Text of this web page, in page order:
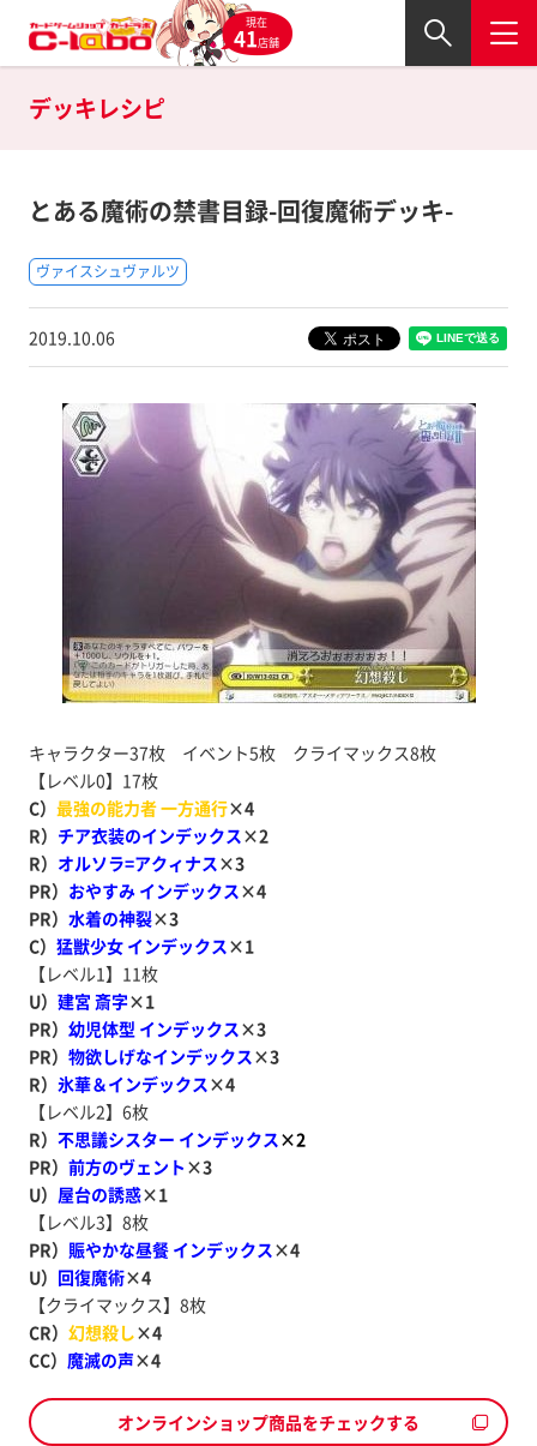
現在
41店舗
デッキレシピ
とある魔術の禁書目録-回復魔術デッキ-
ヴァイスシュヴァルツ
2019.10.06
キャラクター37枚 イベント5枚 クライマックス8枚
【レベル0】17枚
C） 最強の能力者 一方通行×4
R） チア衣装のインデックス×2
R） オルソラ=アクィナス×3
PR） おやすみ インデックス×4
PR） 水着の神裂×3
C） 猛獣少女 インデックス×1
【レベル1】11枚
U） 建宮 斎字×1
PR） 幼児体型 インデックス×3
PR） 物欲しげなインデックス×3
R） 氷華＆インデックス×4
【レベル2】6枚
R） 不思議シスター インデックス×2
PR） 前方のヴェント ×3
U） 屋台の誘惑×1
【レベル3】8枚
PR） 賑やかな昼餐 インデックス×4
U） 回復魔術×4
【クライマックス】8枚
CR） 幻想殺し×4
CC） 魔滅の声×4
オンラインショップ商品をチェックする